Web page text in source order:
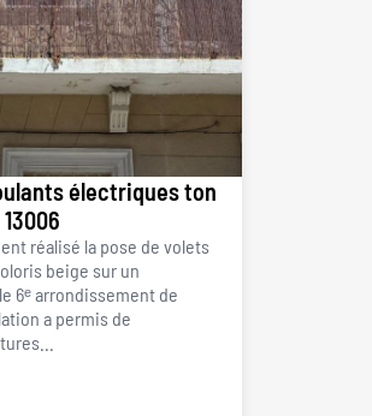
électriques ton
réalisé la pose de volets
beige sur un
6ᵉ arrondissement de
a permis de